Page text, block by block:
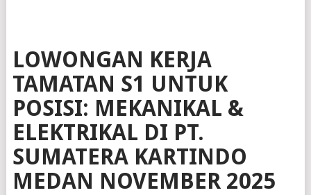
LOWONGAN KERJA
TAMATAN S1 UNTUK
POSISI: MEKANIKAL &
ELEKTRIKAL DI PT.
SUMATERA KARTINDO
MEDAN NOVEMBER 2025